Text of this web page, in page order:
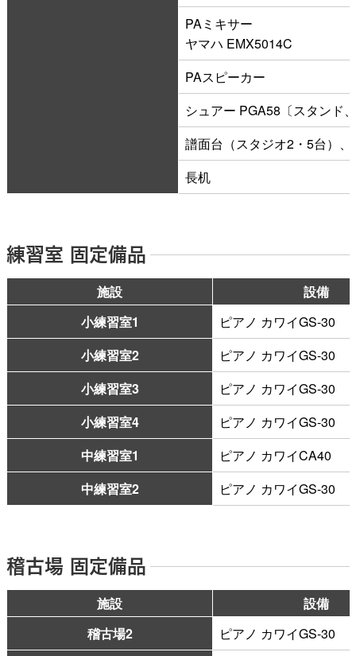
PAミキサー
ヤマハ EMX5014C
PAスピーカー
シュアー PGA58〔スタンド
譜面台（スタジオ2・5台）
長机
練習室 固定備品
施設
設備
小練習室1
ピアノ カワイGS-30
小練習室2
ピアノ カワイGS-30
小練習室3
ピアノ カワイGS-30
小練習室4
ピアノ カワイGS-30
中練習室1
ピアノ カワイCA40
中練習室2
ピアノ カワイGS-30
稽古場 固定備品
施設
設備
稽古場2
ピアノ カワイGS-30